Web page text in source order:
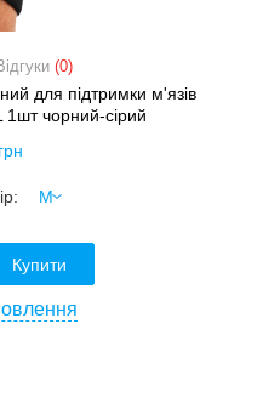
(0)
для підтримки м'язів
чорний-сірий
грн
Купити